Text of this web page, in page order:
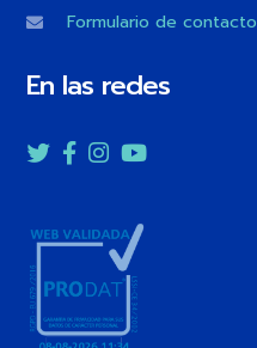
Formulario de contacto
En las redes
Twitter
Facebook
Instagram
YouTube